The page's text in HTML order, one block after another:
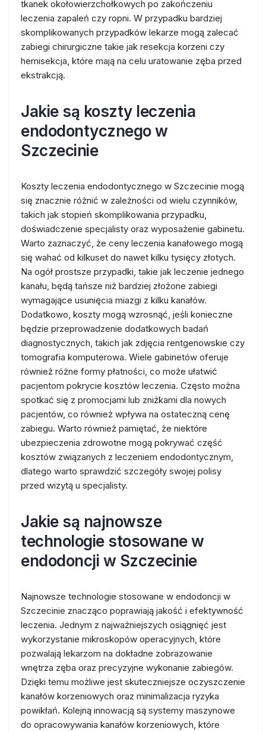
tkanek okołowierzchołkowych po zakończeniu
leczenia zapaleń czy ropni. W przypadku bardziej
skomplikowanych przypadków lekarze mogą zalecać
zabiegi chirurgiczne takie jak resekcja korzeni czy
hemisekcja, które mają na celu uratowanie zęba przed
ekstrakcją.
Jakie są koszty leczenia
endodontycznego w
Szczecinie
Koszty leczenia endodontycznego w Szczecinie mogą
się znacznie różnić w zależności od wielu czynników,
takich jak stopień skomplikowania przypadku,
doświadczenie specjalisty oraz wyposażenie gabinetu.
Warto zaznaczyć, że ceny leczenia kanałowego mogą
się wahać od kilkuset do nawet kilku tysięcy złotych.
Na ogół prostsze przypadki, takie jak leczenie jednego
kanału, będą tańsze niż bardziej złożone zabiegi
wymagające usunięcia miazgi z kilku kanałów.
Dodatkowo, koszty mogą wzrosnąć, jeśli konieczne
będzie przeprowadzenie dodatkowych badań
diagnostycznych, takich jak zdjęcia rentgenowskie czy
tomografia komputerowa. Wiele gabinetów oferuje
również różne formy płatności, co może ułatwić
pacjentom pokrycie kosztów leczenia. Często można
spotkać się z promocjami lub zniżkami dla nowych
pacjentów, co również wpływa na ostateczną cenę
zabiegu. Warto również pamiętać, że niektóre
ubezpieczenia zdrowotne mogą pokrywać część
kosztów związanych z leczeniem endodontycznym,
dlatego warto sprawdzić szczegóły swojej polisy
przed wizytą u specjalisty.
Jakie są najnowsze
technologie stosowane w
endodoncji w Szczecinie
Najnowsze technologie stosowane w endodoncji w
Szczecinie znacząco poprawiają jakość i efektywność
leczenia. Jednym z najważniejszych osiągnięć jest
wykorzystanie mikroskopów operacyjnych, które
pozwalają lekarzom na dokładne zobrazowanie
wnętrza zęba oraz precyzyjne wykonanie zabiegów.
Dzięki temu możliwe jest skuteczniejsze oczyszczenie
kanałów korzeniowych oraz minimalizacja ryzyka
powikłań. Kolejną innowacją są systemy maszynowe
do opracowywania kanałów korzeniowych, które